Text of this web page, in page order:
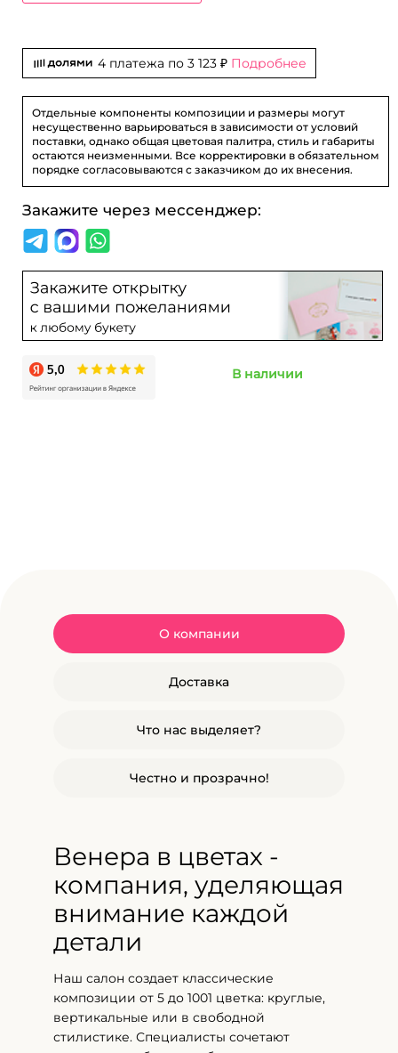
4 платежа по 3 123 ₽ Подробнее
Отдельные компоненты композиции и размеры могут
несущественно варьироваться в зависимости от условий
поставки, однако общая цветовая палитра, стиль и габариты
остаются неизменными. Все корректировки в обязательном
порядке согласовываются с заказчиком до их внесения.
Закажите через мессенджер:
В наличии
О компании
Доставка
Что нас выделяет?
Честно и прозрачно!
Венера в цветах -
компания, уделяющая
внимание каждой
детали
Наш салон создает классические
композиции от 5 до 1001 цветка: круглые,
вертикальные или в свободной
стилистике. Специалисты сочетают